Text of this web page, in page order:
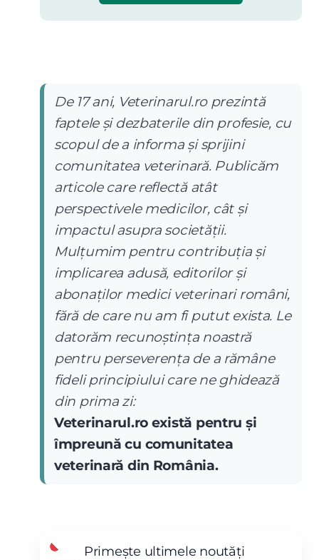
De 17 ani, Veterinarul.ro prezintă
faptele și dezbaterile din profesie, cu
scopul de a informa și sprijini
comunitatea veterinară. Publicăm
articole care reflectă atât
perspectivele medicilor, cât și
impactul asupra societății.
Mulțumim pentru contribuția și
implicarea adusă, editorilor și
abonaților medici veterinari români,
fără de care nu am fi putut exista. Le
datorăm recunoștința noastră
pentru perseverența de a rămâne
fideli principiului care ne ghidează
din prima zi:
Veterinarul.ro există pentru și
împreună cu comunitatea
veterinară din România.
Primește ultimele noutăți